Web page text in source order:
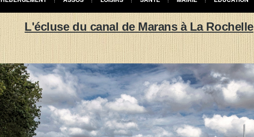
L'écluse du canal de Marans à La Rochelle